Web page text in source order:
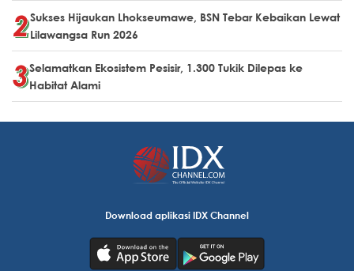
Sukses Hijaukan Lhokseumawe, BSN Tebar Kebaikan Lewat
Lilawangsa Run 2026
Selamatkan Ekosistem Pesisir, 1.300 Tukik Dilepas ke
Habitat Alami
Download aplikasi IDX Channel